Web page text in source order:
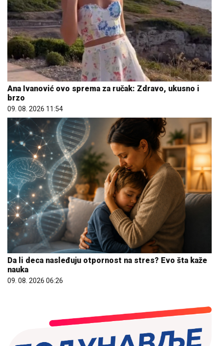
Ana Ivanović ovo sprema za ručak: Zdravo, ukusno i
brzo
09. 08. 2026 11:54
Da li deca nasleđuju otpornost na stres? Evo šta kaže
nauka
09. 08. 2026 06:26